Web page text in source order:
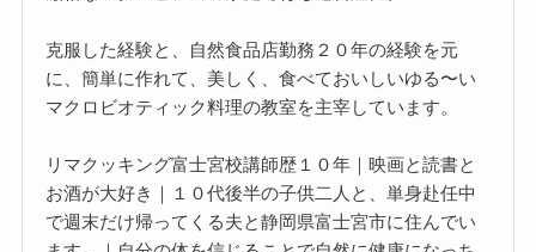
克服した経験と、自然食品店勤務２０年の経験を元
に、簡単に作れて、美しく、食べておいしいゆる〜い
マクロビオティック料理の教室を主宰しています。
リマクッキング富士宮校講師歴１０年｜映画と読書と
お酒が大好き｜１０代後半の子供二人と、単身赴任中
で週末だけ帰ってくる夫と静岡県富士宮市に住んでい